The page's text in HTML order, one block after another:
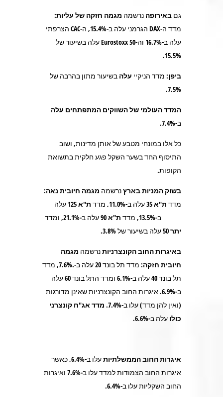
גם באירופה נרשמה מגמה חזקה של עליות:
מדד ה-DAX הגרמני עלה ב-15.4%, ה-CAC הצרפתי
עלה ב-16.7% וה-Eurostoxx 50 עלה בשיעור של
15.5%.
ביפן: מדד הניקיי עלה בשיעור מתון בהרבה של
7.5%.
המדד העולמי של השווקים המתפתחים עלה
ב-7.4%.
כל אלו במונחי מטבע של אותן מדינות, ושוב
התיסוף החד בשער השקל פגע חלקית בתשואת
הקופות.
בשוק המניות בארץנרשמה מגמה חיובית נאה:
מדד ת"א35עלה ב-11.0%, מדד ת"א 125
עלה
ב-13.5%, מדד
ת"א 90
עלה ב-21.1%, ומדד
יתר 50
עלה בשיעור של 3.8%.
באיגרות החוב הקונצרניותנרשמה מגמה
חיובית חזקה:
מדד תל בונד 20 עלה ב-.7.6%, מדד
תל בונד 40 עלה ב-6.1% ומדד התל בונד 60 עלה
ב-6.9%. איגרות החוב הקונצרניות שאינן מדורגות
(ואין להן מדד) עלו ב-7.4%.
מדד אג"ח קונצרני
כולו עלה ב-6.6%.
איגרות החוב הממשלתיות
עלו ב-6.4%, כאשר
איגרות החוב הצמודות למדד עלו ב-7.6% ואיגרות
החוב השקליות עלו ב-6.4%.